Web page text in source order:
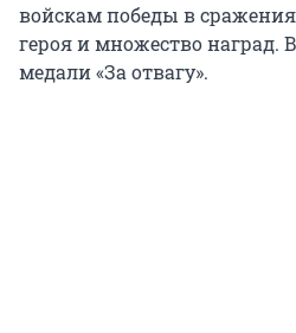
войскам победы в
героя и множество наград.
медали «За отвагу».